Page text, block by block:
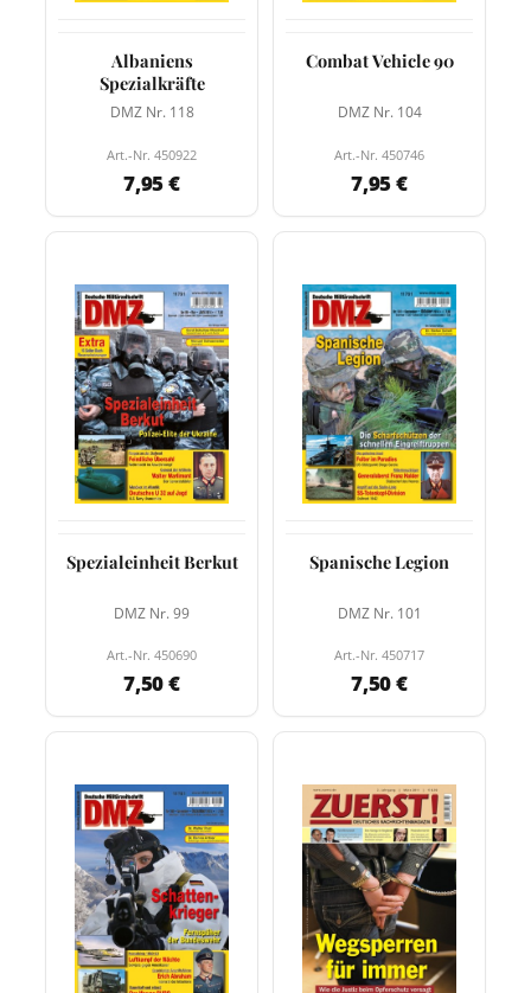
Albaniens
Spezialkräfte
DMZ Nr. 118
Art.-Nr. 450922
7,95 €
Combat Vehicle 90
DMZ Nr. 104
Art.-Nr. 450746
7,95 €
Spezialeinheit Berkut
DMZ Nr. 99
Art.-Nr. 450690
7,50 €
Spanische Legion
DMZ Nr. 101
Art.-Nr. 450717
7,50 €